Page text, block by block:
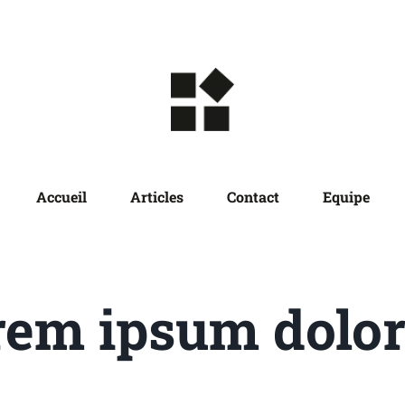
Accueil Articles Contact Equipe
ipsum